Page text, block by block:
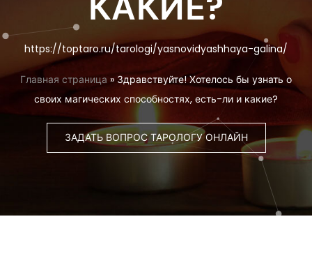
https://toptaro.ru/tarologi/yasnovidyashhaya-galina/
Главная страница » Здравствуйте! Хотелось бы узнать о
своих магических способностях, есть-ли и какие?
ЗАДАТЬ ВОПРОС ТАРОЛОГУ ОНЛАЙН